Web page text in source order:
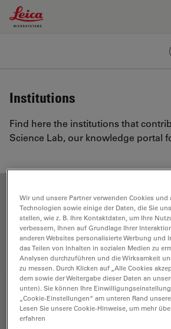
Leica Microsystems Logo
Institutions
Find here the institutions that
Science Lab, our knowledge portal
Show all A B C D ' E F
L M N O P R S T U V
Karolinska Institute,
Publications: 1
Wir und unsere Partner verwenden Cookies und
Technologien sowie einige der Daten, die Sie
stellen, wie z. B. Ihre Kontaktdaten, um Ihre
verbessern, Ihnen auf Grundlage Ihrer
anderen Websites personalisierte Werbung und
das Teilen von Inhalten in sozialen Medien zu
Analysen durchzuführen und die Wirksamkeit
zu messen. Durch Klicken auf „Alle Cookies
dem sowie der Weitergabe dieser Daten an
unten). Sie können Ihre
„Cookie-Einstellungen“ am unteren Rand
Lesen Sie unsere Cookie-Hinweise, um mehr
erfahren